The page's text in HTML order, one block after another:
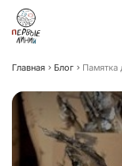
Главная Блог Памятка